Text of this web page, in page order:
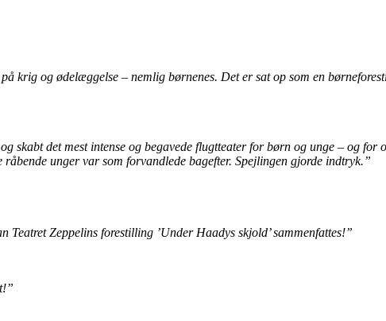
krig og ødelæggelse – nemlig børnenes. Det er sat op som en
skabt det mest intense og begavede flugtteater for børn og unge – og
unger var som forvandlede bagefter. Spejlingen gjorde indtryk.”
Zeppelins forestilling ’Under Haadys skjold’ sammenfattes!”